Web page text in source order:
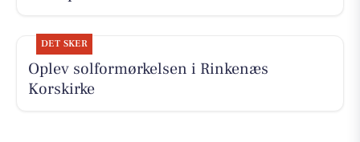
DET SKER
Oplev solformørkelsen i Rinkenæs
Korskirke